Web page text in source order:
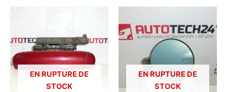
EN RUPTURE DE
STOCK
EN RUPTURE DE
STOCK